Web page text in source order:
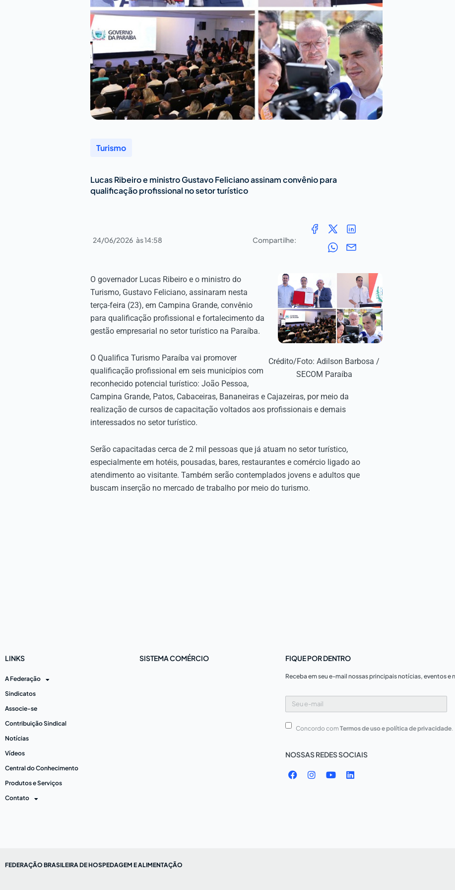
Turismo
Lucas Ribeiro e ministro Gustavo Feliciano assinam convênio para
qualificação profissional no setor turístico
24/06/2026 às14:58 Compartilhe:
Crédito/Foto: Adilson Barbosa /
SECOM Paraíba
O governador Lucas Ribeiro e o ministro do
Turismo, Gustavo Feliciano, assinaram nesta
terça-feira (23), em Campina Grande, convênio
para qualificação profissional e fortalecimento da
gestão empresarial no setor turístico na Paraíba.
O Qualifica Turismo Paraíba vai promover
qualificação profissional em seis municípios com
reconhecido potencial turístico: João Pessoa,
Campina Grande, Patos, Cabaceiras, Bananeiras e Cajazeiras, por meio da
realização de cursos de capacitação voltados aos profissionais e demais
interessados no setor turístico.
Serão capacitadas cerca de 2 mil pessoas que já atuam no setor turístico,
especialmente em hotéis, pousadas, bares, restaurantes e comércio ligado ao
atendimento ao visitante. Também serão contemplados jovens e adultos que
buscam inserção no mercado de trabalho por meio do turismo.
LINKS
A Federação
Sindicatos
Associe-se
Contribuição Sindical
Notícias
Vídeos
Central do Conhecimento
Produtos e Serviços
Contato
SISTEMA COMÉRCIO FIQUE POR DENTRO
Receba em seu e-mail nossas principais notícias, eventos e
Seu
mail
Concordo comTermos de uso e política de privacidade.
NOSSAS REDES SOCIAIS
F
a
I
n
Y
o
L
i
FEDERAÇÃO BRASILEIRA DE HOSPEDAGEM E ALIMENTAÇÃO